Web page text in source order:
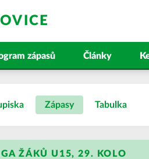
zápasů Články
Zápasy Tabulka
ŽÁKŮ U15, 29. KOLO